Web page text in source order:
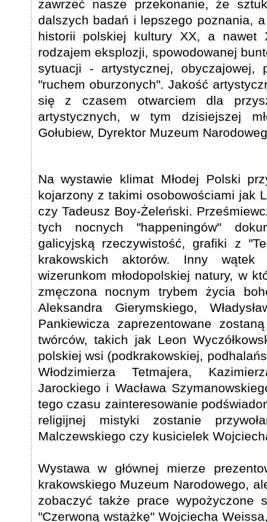
zawrzeć nasze przekonanie, że
dalszych badań i lepszego poznania,
historii polskiej kultury XX, a nawet
rodzajem eksplozji, spowodowanej
sytuacji - artystycznej, obyczajowej,
"ruchem oburzonych". Jakość
się z czasem otwarciem dla
artystycznych, w tym dzisiejszej
Gołubiew, Dyrektor Muzeum
Na wystawie klimat Młodej Polski
kojarzony z takimi osobowościami jak
czy Tadeusz Boy-Żeleński.
tych nocnych "happeningów"
galicyjską rzeczywistość, grafiki z
krakowskich aktorów. Inny wątek
wizerunkom młodopolskiej natury, w
zmęczona nocnym trybem życia
Aleksandra Gierymskiego,
Pankiewicza zaprezentowane
twórców, takich jak Leon
polskiej wsi (podkrakowskiej,
Włodzimierza Tetmajera,
Jarockiego i Wacława
tego czasu zainteresowanie
religijnej mistyki zostanie
Malczewskiego czy kusicielek
Wystawa w głównej mierze
krakowskiego Muzeum Narodowego,
zobaczyć także prace
"Czerwoną wstążkę" Wojciecha